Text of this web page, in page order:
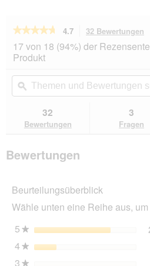
★★★★★
★★★★★
von
5
lesen
für
Heu
Pfefferminze
4.7 32 Bewertungen
17 von 18 (94%) der
Produkt
Themen
und
Bewertungen
ϙ
32
Bewertungen
3
Fragen
Bewertungen
Beurteilungsüberblick
Wähle unten eine Reihe aus,
5★ Sterne
4★ Sterne
3★